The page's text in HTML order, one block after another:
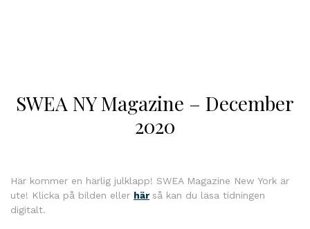
SWEA NY Magazine – December
2020
Här kommer en härlig julklapp! SWEA Magazine New York är
ute! Klicka på bilden eller här så kan du läsa tidningen
digitalt.